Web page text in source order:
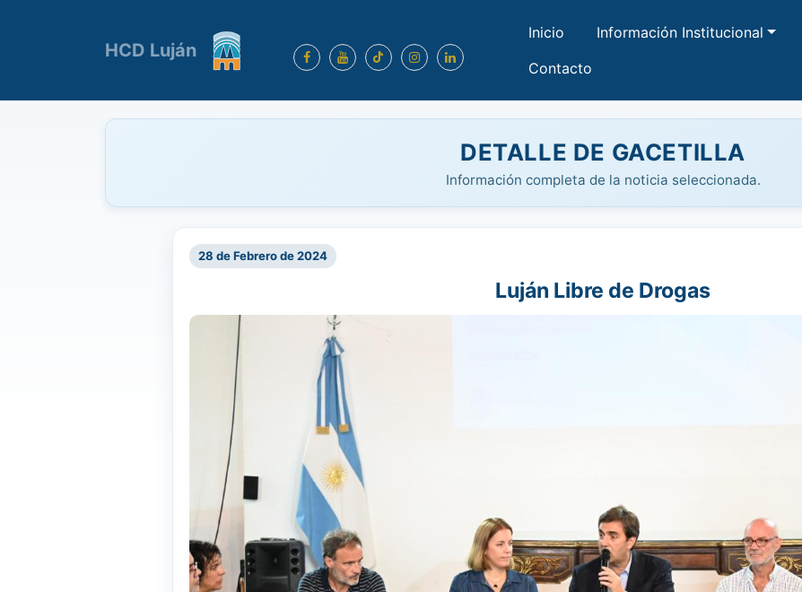
HCD Luján
Inicio Información Institucional
Contacto
DETALLE DE GACETILLA
Información completa de la noticia seleccionada.
28 de Febrero de 2024
Luján Libre de Drogas